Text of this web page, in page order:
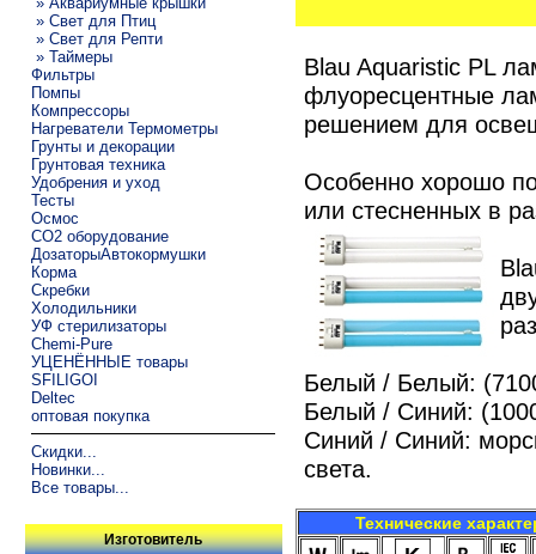
» Свет для Птиц
» Свет для Репти
» Таймеры
Фильтры
Помпы
Компрессоры
Нагреватели Термометры
Грунты и декорации
Грунтовая техника
Удобрения и уход
Тесты
Осмос
CO2 оборудование
ДозаторыАвтокормушки
Корма
Скребки
Холодильники
УФ стерилизаторы
Chemi-Pure
УЦЕНЁННЫЕ товары
SFILIGOI
Deltec
оптовая покупка
Скидки...
Новинки...
Все товары...
Изготовитель
Blau Aquaristic PL
флуоресцентные
решением для
Особенно хорошо
или стесненных в
Белый / Белый:
Белый / Синий:
Синий / Синий:
света.
Технические